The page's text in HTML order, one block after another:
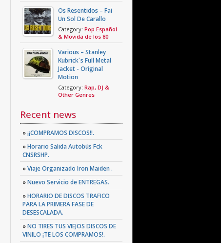
Os Resentidos – Fai
Un Sol De Carallo
Category: Pop Español
& Movida de los 80
Various – Stanley
Kubrick´s Full Metal
Jacket - Original
Motion
Category: Rap, DJ &
Other Genres
Recent news
»¡¡COMPRAMOS DISCOS!!.
»Horario Salida Autobús Fck
CNSRSHP.
»Viaje Organizado Iron Maiden .
»Nuevo Servicio de ENTREGAS.
»HORARIO DE DISCOS TRAFICO
PARA LA PRIMERA FASE DE
DESESCALADA.
»NO TIRES TUS VIEJOS DISCOS DE
VINILO ¡TE LOS COMPRAMOS!.